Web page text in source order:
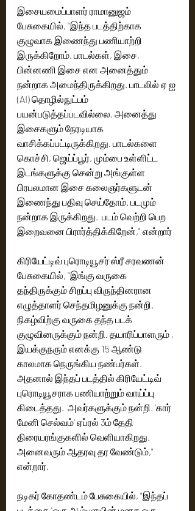
இசையமைப்பாளர் ராமானுஜம்
பேசுகையில், "இந்த படத்திற்காக
குழுவாக இணைந்து பணியாற்றி
இருக்கிறோம். பாடல்கள், இசை,
பின்னணி இசை என அனைத்தும்
நன்றாக அமைந்திருக்கிறது. பாடலில் ஏ ஐ
(AI) தொழில்நுட்பம்
பயன்படுத்தப்படவில்லை. அனைத்து
இசைகளும் நேரடியாக
வாசிக்கப்பட்டிருக்கிறது. பாடல்களை
கொச்சி, ஜெய்ப்பூர், மும்பை உள்ளிட்ட
இடங்களுக்கு சென்று அங்குள்ள
பிரபலமான இசை கலைஞர்களுடன்
இணைந்து பதிவு செய்தோம். படமும்
நன்றாக இருக்கிறது.  படம் வெற்றி பெற
இறைவனை பிரார்த்திக்கிறேன்," என்றார்
கிரியேட்டிவ் புரொடியூசர் ஸ்ரீ சரவணன்
பேசுகையில், "இங்கு வருகை
தந்திருக்கும் சிறப்பு விருந்தினரான
எழுத்தாளர் செந்தமிழனுக்கு நன்றி.
நிகழ்விற்கு வருகை தந்த படக்
குழுவினருக்கும் நன்றி. தயாரிப்பாளரும் ,
இயக்குநரும் எனக்கு 15 ஆண்டு
காலமாக நெருங்கிய நண்பர்கள்.‌
அதனால் இந்தப் படத்தில் கிரியேட்டிவ்
புரொடியூசராக பணியாற்றும் வாய்ப்பு
கிடைத்தது.‌  அவர்களுக்கும் நன்றி. 'கார்
மேனி செல்வம்' ஏப்ரல் 3ம் தேதி
திரையரங்குகளில் வெளியாகிறது.
அனைவரும் ஆதரவு தர வேண்டும்,"
என்றார்.
நடிகர் கோதண்டம் பேசுகையில், "இந்தப்